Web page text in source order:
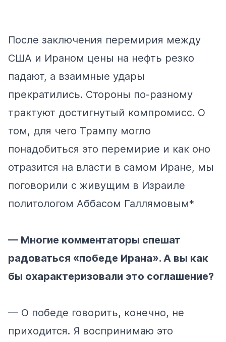
После заключения перемирия между
США и Ираном цены на нефть резко
падают, а взаимные удары
прекратились. Стороны по-разному
трактуют достигнутый компромисс. О
том, для чего Трампу могло
понадобиться это перемирие и как оно
отразится на власти в самом Иране, мы
поговорили с живущим в Израиле
политологом Аббасом Галлямовым*
— Многие комментаторы спешат
радоваться «победе Ирана». А вы как
бы охарактеризовали это соглашение?
— О победе говорить, конечно, не
приходится. Я воспринимаю это